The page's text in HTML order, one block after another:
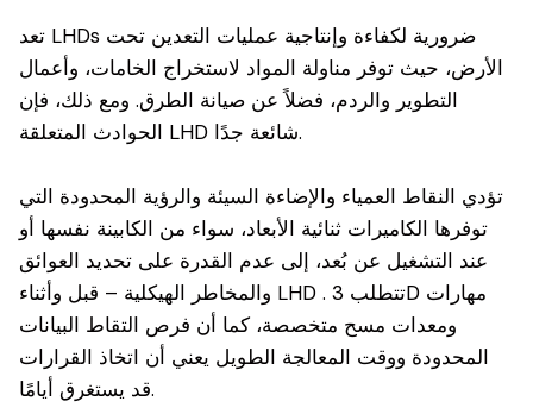
تعد LHDs ضرورية لكفاءة وإنتاجية عمليات التعدين تحت
الأرض، حيث توفر مناولة المواد لاستخراج الخامات، وأعمال
التطوير والردم، فضلاً عن صيانة الطرق. ومع ذلك، فإن
الحوادث المتعلقة LHD شائعة جدًا.
تؤدي النقاط العمياء والإضاءة السيئة والرؤية المحدودة التي
توفرها الكاميرات ثنائية الأبعاد، سواء من الكابينة نفسها أو
عند التشغيل عن بُعد، إلى عدم القدرة على تحديد العوائق
والمخاطر الهيكلية – قبل وأثناء LHD . تتطلب 3D مهارات
ومعدات مسح متخصصة، كما أن فرص التقاط البيانات
المحدودة ووقت المعالجة الطويل يعني أن اتخاذ القرارات
قد يستغرق أيامًا.